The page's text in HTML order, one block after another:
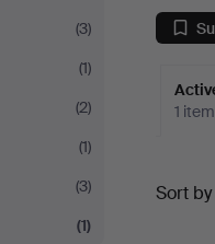
(3)
(1)
(2)
(1)
(3)
(1)
1 item
Sort by